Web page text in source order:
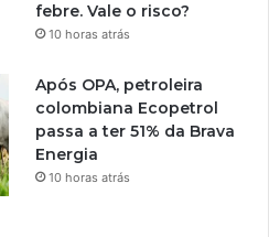
febre. Vale o risco?
10 horas atrás
Após OPA, petroleira
colombiana Ecopetrol
passa a ter 51% da Brava
Energia
10 horas atrás